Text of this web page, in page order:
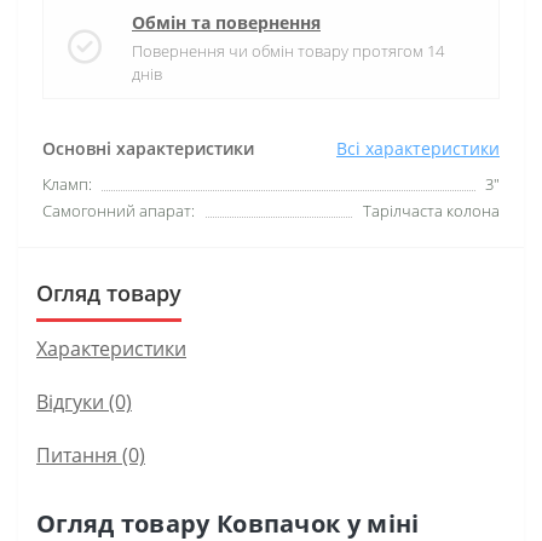
Основні характеристики Всі характеристики
Кламп:
3"
Самогонний апарат:
Тарілчаста колона
Обмін та повернення
Повернення чи обмін товару протягом 14
днів
Огляд товару
Характеристики
Відгуки (0)
Питання (0)
Огляд товару Ковпачок у міні